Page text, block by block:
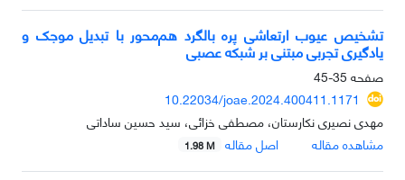
تشخیص عیوب ارتعاشی پره بالگرد هم‌محور با تبدیل موجک و
یادگیری تجربی مبتنی بر شبکه عصبی
صفحه 35-45
10.22034/joae.2024.400411.1171
مهدی نصیری نکارستان، مصطفی خزائی، سید حسین ساداتی
مشاهده مقاله
اصل مقاله 1.98 M